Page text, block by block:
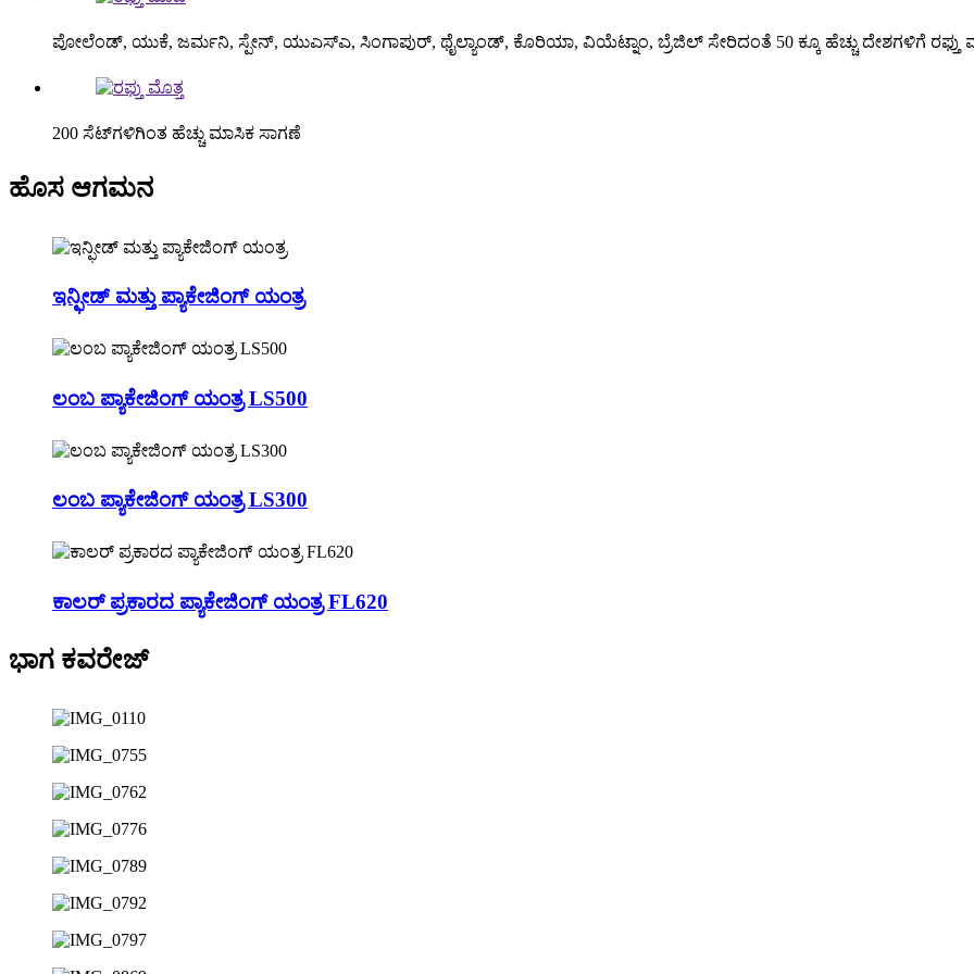
ಪೋಲೆಂಡ್, ಯುಕೆ, ಜರ್ಮನಿ, ಸ್ಪೇನ್, ಯುಎಸ್ಎ, ಸಿಂಗಾಪುರ್, ಥೈಲ್ಯಾಂಡ್, ಕೊರಿಯಾ, ವಿಯೆಟ್ನಾಂ, ಬ್ರೆಜಿಲ್ ಸೇರಿದಂತೆ 50 ಕ್ಕೂ ಹೆಚ್ಚು ದೇಶಗಳಿಗೆ ರಫ್ತು
200 ಸೆಟ್‌ಗಳಿಗಿಂತ ಹೆಚ್ಚು ಮಾಸಿಕ ಸಾಗಣೆ
ಹೊಸ ಆಗಮನ
ಇನ್ಫೀಡ್ ಮತ್ತು ಪ್ಯಾಕೇಜಿಂಗ್ ಯಂತ್ರ
ಲಂಬ ಪ್ಯಾಕೇಜಿಂಗ್ ಯಂತ್ರ LS500
ಲಂಬ ಪ್ಯಾಕೇಜಿಂಗ್ ಯಂತ್ರ LS300
ಕಾಲರ್ ಪ್ರಕಾರದ ಪ್ಯಾಕೇಜಿಂಗ್ ಯಂತ್ರ FL620
ಭಾಗ ಕವರೇಜ್